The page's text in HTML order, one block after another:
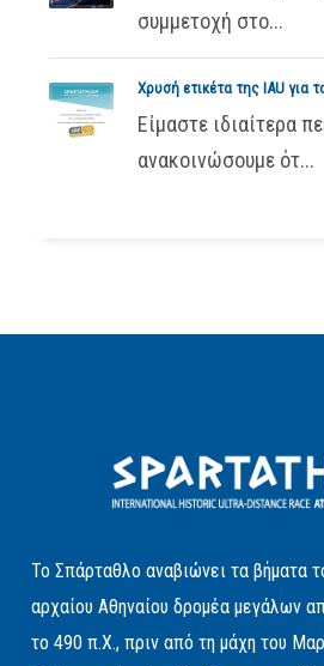
συμμετοχή στο...
Χρυσή ετικέτα της IAU για
Είμαστε ιδιαίτερα
ανακοινώσουμε ότ...
Το Σπάρταθλο αναβιώνει τα βήματα
αρχαίου Αθηναίου δρομέα μεγάλων
το 490 π.Χ., πριν από τη μάχη του